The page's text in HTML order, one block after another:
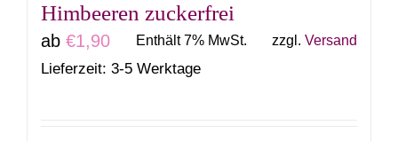
werden
Himbeeren zuckerfrei
ab €1,90 Enthält 7% MwSt. zzgl. Versand
Lieferzeit: 3-5 Werktage